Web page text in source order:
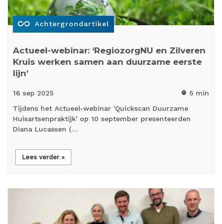
all_inclusive Achtergrondartikel
Actueel-webinar: ‘RegiozorgNU en Zilveren
Kruis werken samen aan duurzame eerste
lijn’
16 sep 2025 timer 5 min
Tijdens het Actueel-webinar 'Quickscan Duurzame
Huisartsenpraktijk' op 10 september presenteerden
Diana Lucassen (…
Lees verder »